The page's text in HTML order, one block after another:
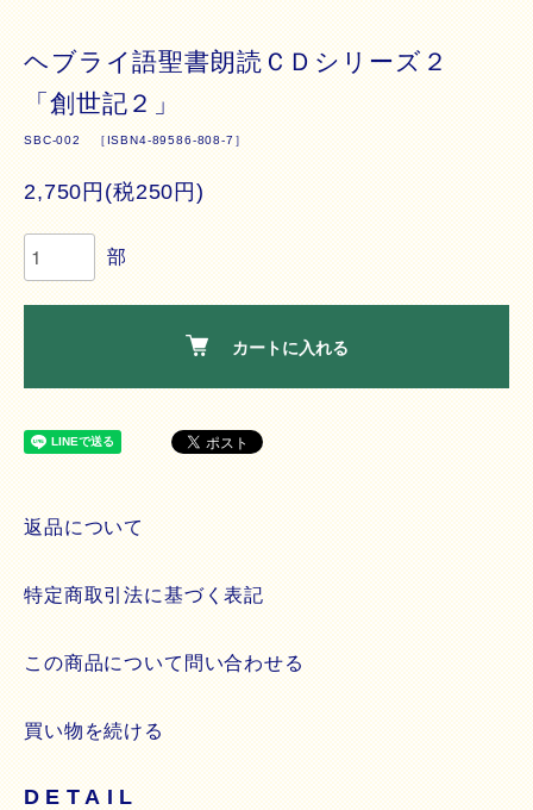
ヘブライ語聖書朗読ＣＤシリーズ２
「創世記２」
SBC-002 ［ISBN4-89586-808-7］
2,750円(税250円)
部
カートに入れる
返品について
特定商取引法に基づく表記
この商品について問い合わせる
買い物を続ける
DETAIL